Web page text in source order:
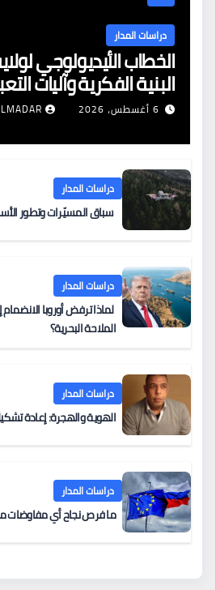
دراسات المدار
الخطاب الأيديولوجي
البنية الفكرية وآليات
6 أغسطس، 2026
دراسات المدار
سباق المسيّرات وتطور
دراسات المدار
لماذا ترفض أوروبا
الملاحة البحرية؟
دراسات المدار
الهوية والهجرة: إعادة
دراسات المدار
ما فرص نجاح أي مفاوضات